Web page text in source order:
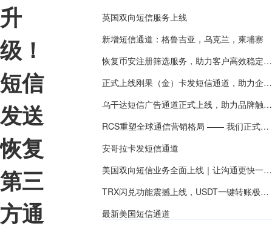
升
级！
短信
发送
恢复
第三
方通
英国双向短信服务上线
新增短信通道：格鲁吉亚，乌克兰，柬埔寨
恢复币安注册筛选服务，助力客户高效稳定获客
正式上线刚果（金）卡发短信通道，助力企业高效拓展中非市场
乌干达短信广告通道正式上线，助力品牌触达东非市场
RCS重塑全球通信营销格局 —— 我们正式推出RCS双向互动平台
安哥拉卡发短信通道
美国双向短信业务全面上线｜让沟通更快一步！
TRX闪兑功能震撼上线，USDT一键转账极速兑换TRX
最新美国短信通道